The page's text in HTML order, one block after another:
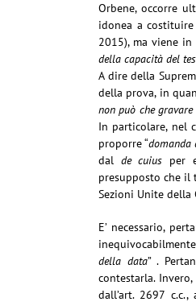
Orbene, occorre
idonea a
2015), ma viene
della capacità del
A dire della
della prova, in
non può che
In particolare, nel
proporre “domanda
dal de cuius per
presupposto che il
Sezioni Unite della
E’ necessario,
della data” .
contestarla.
dall’art. 2697